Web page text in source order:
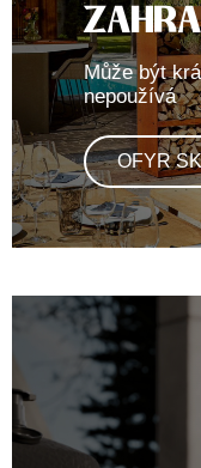
Může být
nepoužívá
OFYR